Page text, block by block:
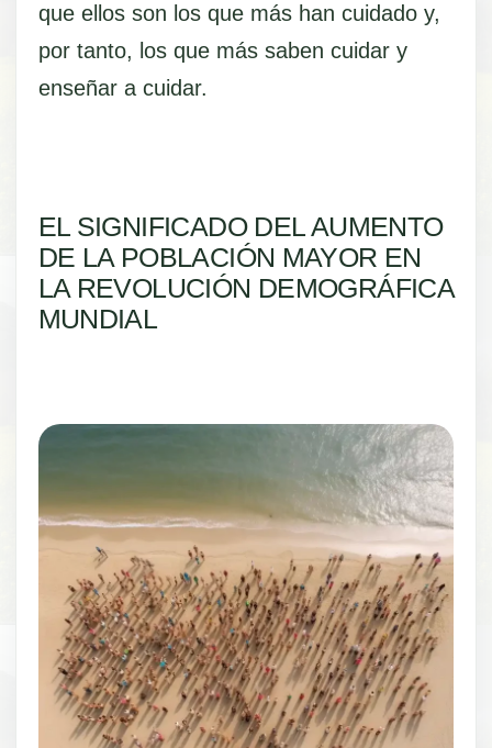
que ellos son los que más han cuidado y,
por tanto, los que más saben cuidar y
enseñar a cuidar.
EL SIGNIFICADO DEL AUMENTO
DE LA POBLACIÓN MAYOR EN
LA REVOLUCIÓN DEMOGRÁFICA
MUNDIAL